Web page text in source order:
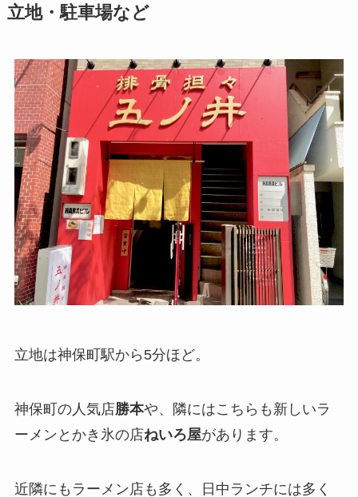
立地・駐車場など
立地は神保町駅から5分ほど。
神保町の人気店勝本や、隣にはこちらも新しいラ
ーメンとかき氷の店ねいろ屋があります。
近隣にもラーメン店も多く、日中ランチには多く